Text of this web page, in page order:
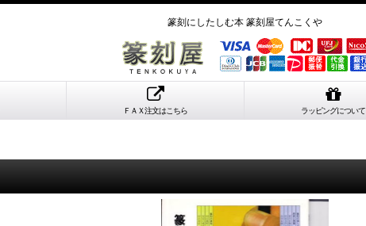
篆刻にしたしむ本 篆刻屋てんこくや
ＦＡＸ注文はこちら ラッピングについて